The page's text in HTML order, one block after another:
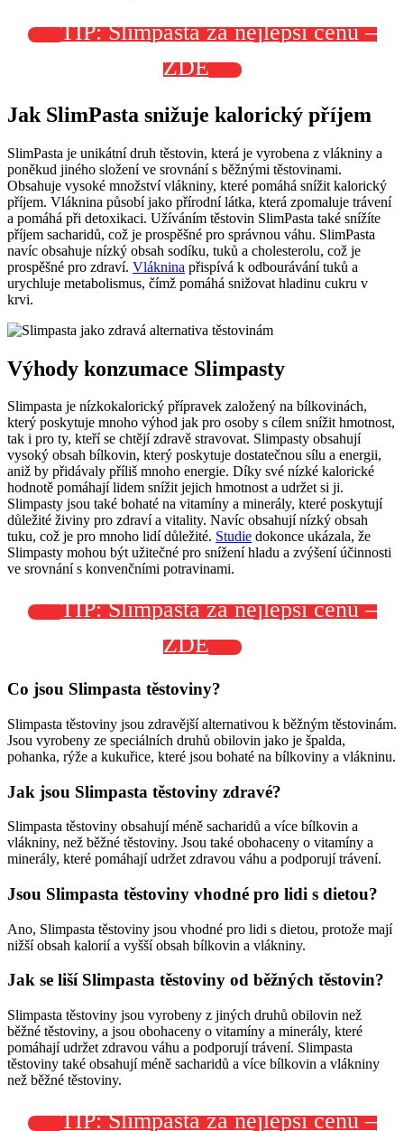
TIP: Slimpasta za nejlepší cenu –
ZDE
Jak SlimPasta snižuje kalorický příjem
SlimPasta je unikátní druh těstovin, která je vyrobena z vlákniny a
poněkud jiného složení ve srovnání s běžnými těstovinami.
Obsahuje vysoké množství vlákniny, které pomáhá snížit kalorický
příjem. Vláknina působí jako přírodní látka, která zpomaluje trávení
a pomáhá při detoxikaci. Užíváním těstovin SlimPasta také snížíte
příjem sacharidů, což je prospěšné pro správnou váhu. SlimPasta
navíc obsahuje nízký obsah sodíku, tuků a cholesterolu, což je
prospěšné pro zdraví. Vláknina přispívá k odbourávání tuků a
urychluje metabolismus, čímž pomáhá snižovat hladinu cukru v
krvi.
Výhody konzumace Slimpasty
Slimpasta je nízkokalorický přípravek založený na bílkovinách,
který poskytuje mnoho výhod jak pro osoby s cílem snížit hmotnost,
tak i pro ty, kteří se chtějí zdravě stravovat. Slimpasty obsahují
vysoký obsah bílkovin, který poskytuje dostatečnou sílu a energii,
aniž by přidávaly příliš mnoho energie. Díky své nízké kalorické
hodnotě pomáhají lidem snížit jejich hmotnost a udržet si ji.
Slimpasty jsou také bohaté na vitamíny a minerály, které poskytují
důležité živiny pro zdraví a vitality. Navíc obsahují nízký obsah
tuku, což je pro mnoho lidí důležité. Studie dokonce ukázala, že
Slimpasty mohou být užitečné pro snížení hladu a zvýšení účinnosti
ve srovnání s konvenčními potravinami.
TIP: Slimpasta za nejlepší cenu –
ZDE
Co jsou Slimpasta těstoviny?
Slimpasta těstoviny jsou zdravější alternativou k běžným těstovinám.
Jsou vyrobeny ze speciálních druhů obilovin jako je špalda,
pohanka, rýže a kukuřice, které jsou bohaté na bílkoviny a vlákninu.
Jak jsou Slimpasta těstoviny zdravé?
Slimpasta těstoviny obsahují méně sacharidů a více bílkovin a
vlákniny, než běžné těstoviny. Jsou také obohaceny o vitamíny a
minerály, které pomáhají udržet zdravou váhu a podporují trávení.
Jsou Slimpasta těstoviny vhodné pro lidi s dietou?
Ano, Slimpasta těstoviny jsou vhodné pro lidi s dietou, protože mají
nižší obsah kalorií a vyšší obsah bílkovin a vlákniny.
Jak se liší Slimpasta těstoviny od běžných těstovin?
Slimpasta těstoviny jsou vyrobeny z jiných druhů obilovin než
běžné těstoviny, a jsou obohaceny o vitamíny a minerály, které
pomáhají udržet zdravou váhu a podporují trávení. Slimpasta
těstoviny také obsahují méně sacharidů a více bílkovin a vlákniny
než běžné těstoviny.
TIP: Slimpasta za nejlepší cenu –